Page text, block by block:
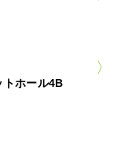
トホール4B